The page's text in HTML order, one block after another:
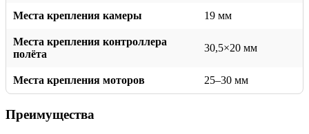
Места крепления камеры 19 мм
Места крепления контроллера
полёта
30,5×20 мм
Места крепления моторов 25–30 мм
Преимущества